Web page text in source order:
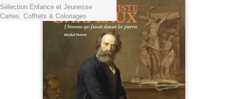
Sélection Enfance et Jeunesse
Cartes, Coffrets & Coloriages